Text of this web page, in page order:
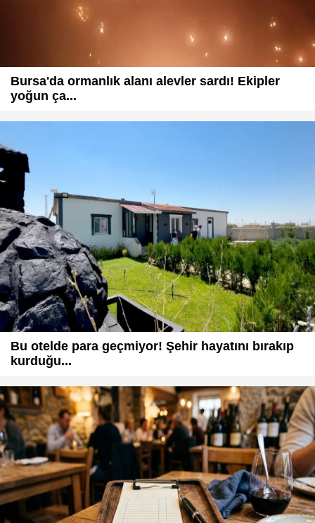
Bursa'da ormanlık alanı alevler sardı! Ekipler
yoğun ça...
Bu otelde para geçmiyor! Şehir hayatını bırakıp
kurduğu...